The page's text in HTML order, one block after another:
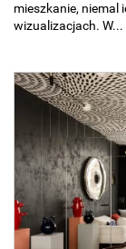
mieszkanie, niemal
wizualizacjach. W...